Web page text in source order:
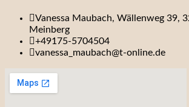
Vanessa Maubach, Wällenweg 39,
Meinberg
+49175-5704504
vanessa_maubach@t-online.de